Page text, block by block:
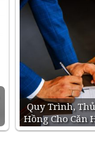
Quy Trình,
Hồng Cho Căn